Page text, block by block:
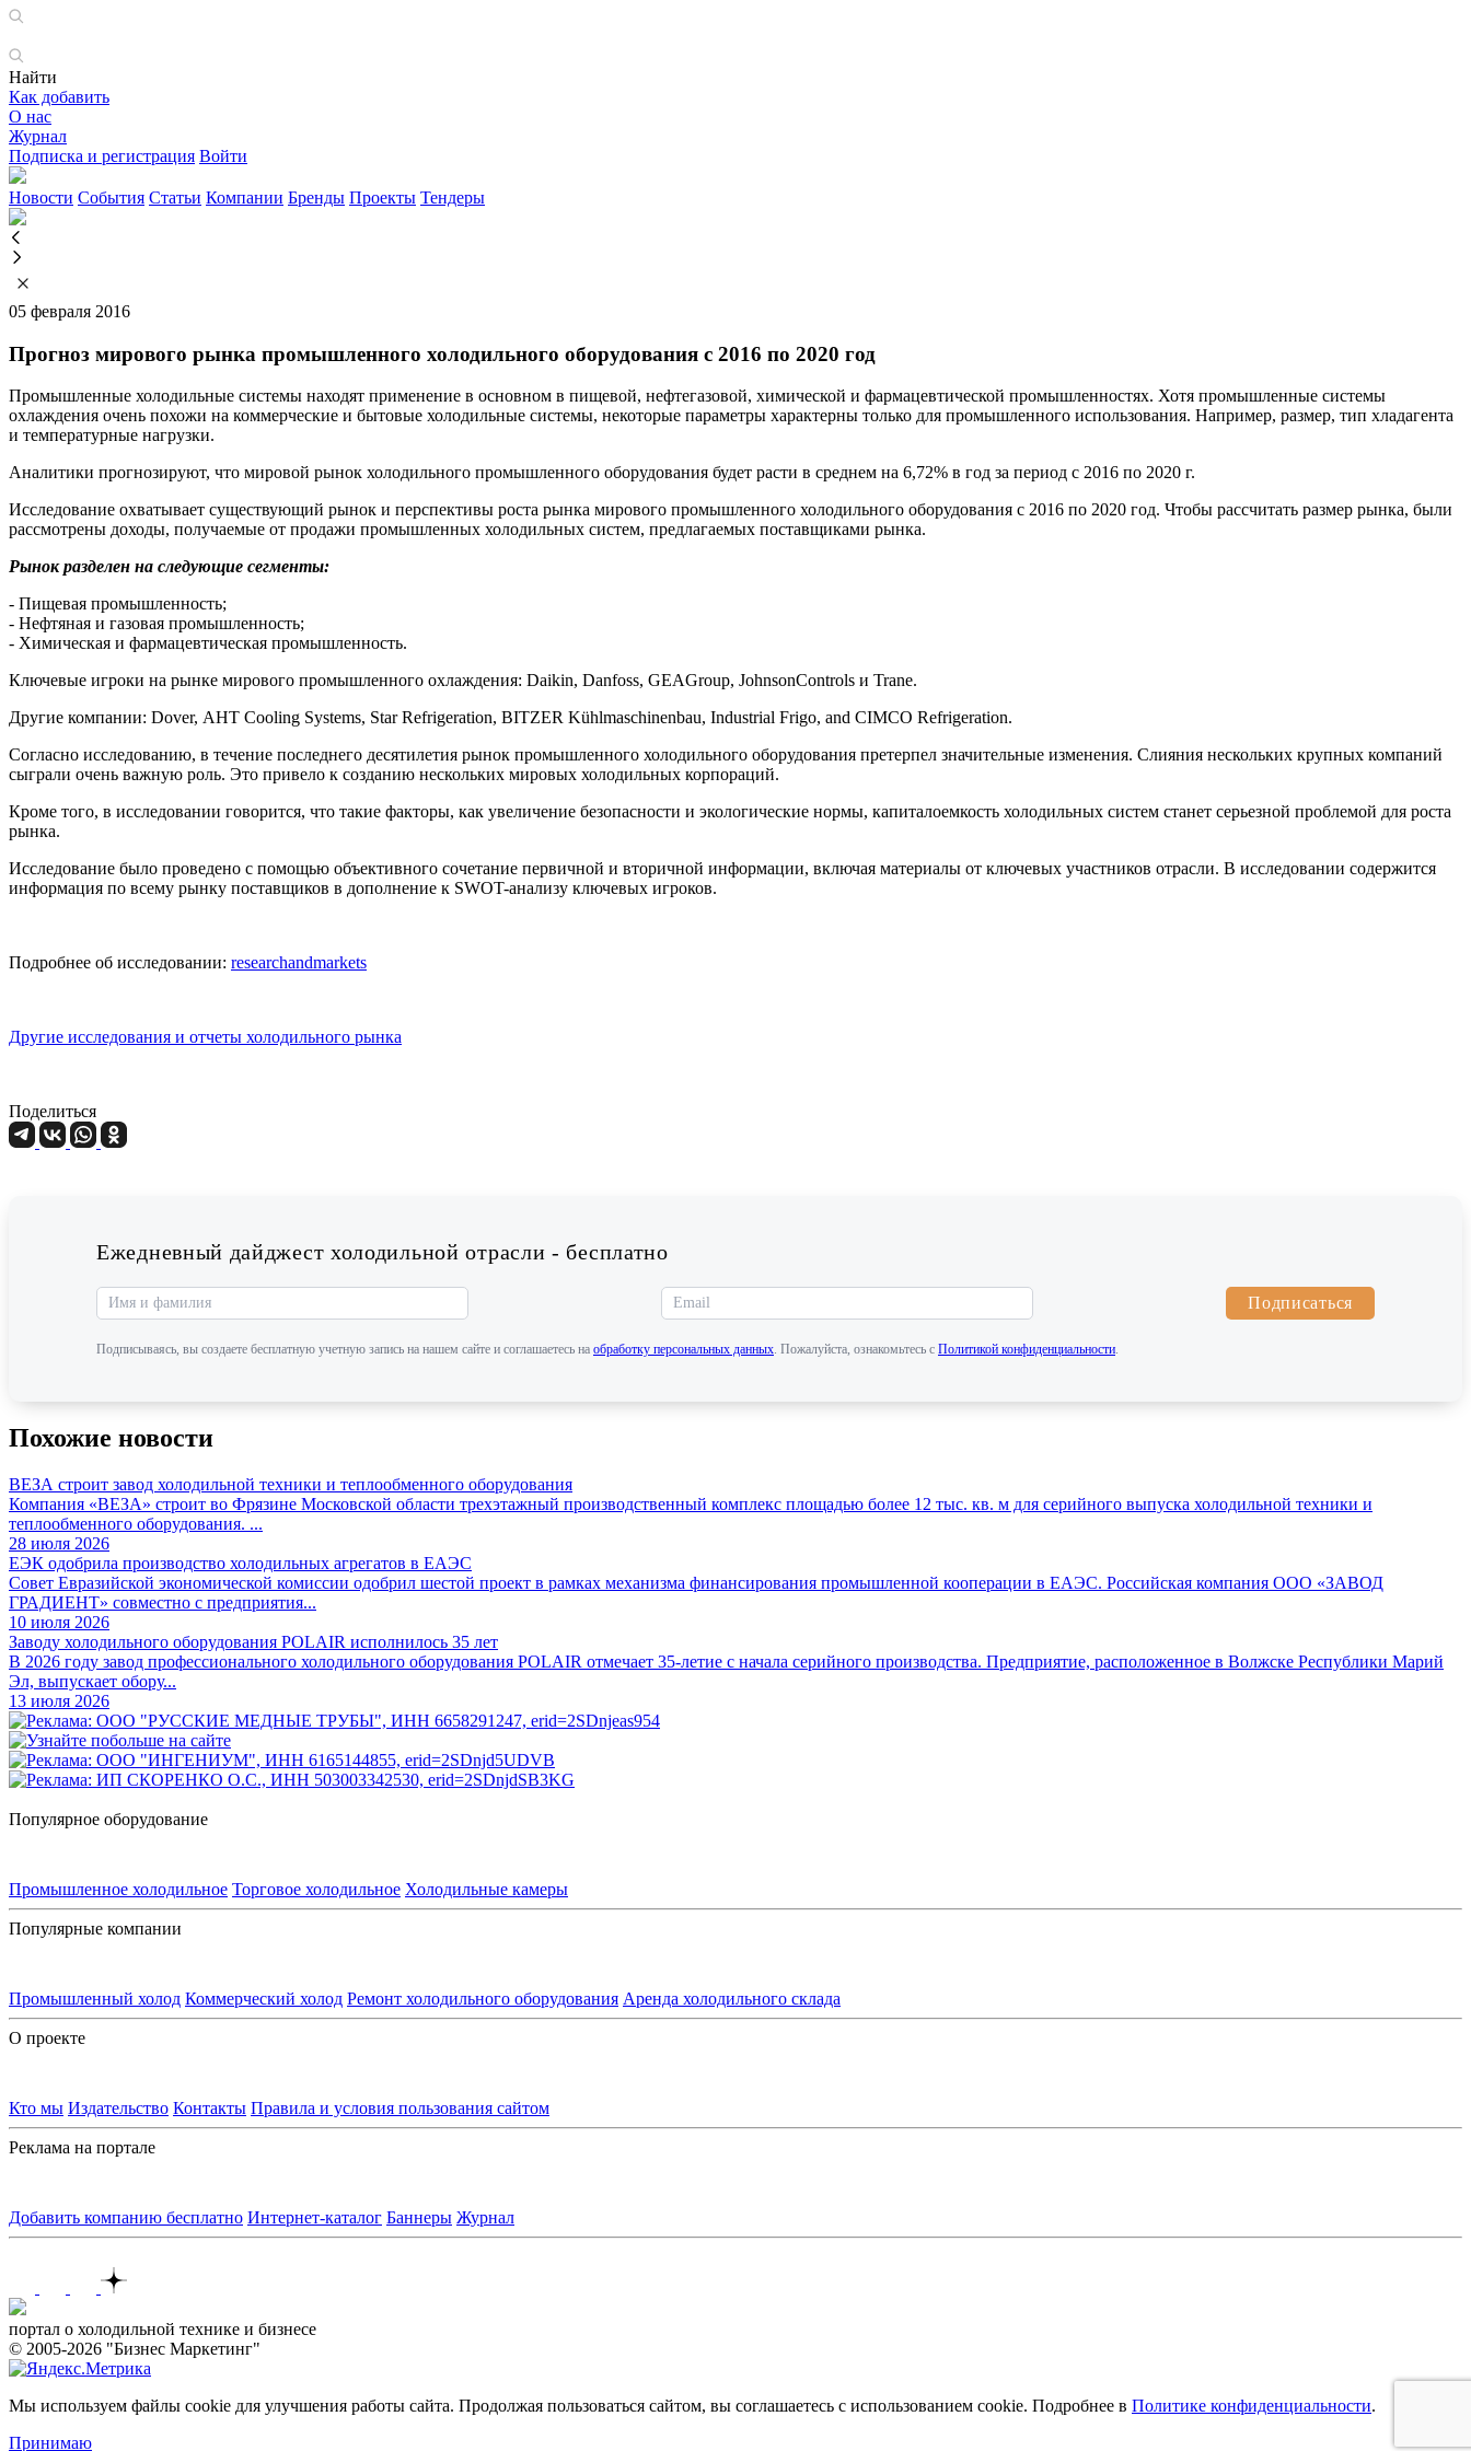
Найти
Как добавить
О нас
Журнал
Подписка и регистрация Войти
Новости События Статьи Компании Бренды Проекты Тендеры
05 февраля 2016
Прогноз мирового рынка промышленного холодильного оборудования с 2016 по 2020 год
Промышленные холодильные системы находят применение в основном в пищевой, нефтегазовой, химической и фармацевтической промышленностях. Хотя промышленные системы
охлаждения очень похожи на коммерческие и бытовые холодильные системы, некоторые параметры характерны только для промышленного использования. Например, размер, тип хладагента
и температурные нагрузки.
Аналитики прогнозируют, что мировой рынок холодильного промышленного оборудования будет расти в среднем на 6,72% в год за период с 2016 по 2020 г.
Исследование охватывает существующий рынок и перспективы роста рынка мирового промышленного холодильного оборудования с 2016 по 2020 год. Чтобы рассчитать размер рынка, были
рассмотрены доходы, получаемые от продажи промышленных холодильных систем, предлагаемых поставщиками рынка.
Рынок разделен на следующие сегменты:
- Пищевая промышленность;
- Нефтяная и газовая промышленность;
- Химическая и фармацевтическая промышленность.
Ключевые игроки на рынке мирового промышленного охлаждения: Daikin, Danfoss, GEAGroup, JohnsonControls и Trane.
Другие компании: Dover, AHT Cooling Systems, Star Refrigeration, BITZER Kühlmaschinenbau, Industrial Frigo, and CIMCO Refrigeration.
Согласно исследованию, в течение последнего десятилетия рынок промышленного холодильного оборудования претерпел значительные изменения. Слияния нескольких крупных компаний
сыграли очень важную роль. Это привело к созданию нескольких мировых холодильных корпораций.
Кроме того, в исследовании говорится, что такие факторы, как увеличение безопасности и экологические нормы, капиталоемкость холодильных систем станет серьезной проблемой для роста
рынка.
Исследование было проведено с помощью объективного сочетание первичной и вторичной информации, включая материалы от ключевых участников отрасли. В исследовании содержится
информация по всему рынку поставщиков в дополнение к SWOT-анализу ключевых игроков.
Подробнее об исследовании: researchandmarkets
Другие исследования и отчеты холодильного рынка
Поделиться
Ежедневный дайджест холодильной отрасли - бесплатно
Подписаться
Подписываясь, вы создаете бесплатную учетную запись на нашем сайте и соглашаетесь на обработку персональных данных. Пожалуйста, ознакомьтесь с Политикой конфиденциальности.
Похожие новости
ВЕЗА строит завод холодильной техники и теплообменного оборудования
Компания «ВЕЗА» строит во Фрязине Московской области трехэтажный производственный комплекс площадью более 12 тыс. кв. м для серийного выпуска холодильной техники и
теплообменного оборудования. ...
28 июля 2026
ЕЭК одобрила производство холодильных агрегатов в ЕАЭС
Совет Евразийской экономической комиссии одобрил шестой проект в рамках механизма финансирования промышленной кооперации в ЕАЭС. Российская компания ООО «ЗАВОД
ГРАДИЕНТ» совместно с предприятия...
10 июля 2026
Заводу холодильного оборудования POLAIR исполнилось 35 лет
В 2026 году завод профессионального холодильного оборудования POLAIR отмечает 35-летие с начала серийного производства. Предприятие, расположенное в Волжске Республики Марий
Эл, выпускает обору...
13 июля 2026
Популярное оборудование
Промышленное холодильное Торговое холодильное Холодильные камеры
Популярные компании
Промышленный холод Коммерческий холод Ремонт холодильного оборудования Аренда холодильного склада
О проекте
Кто мы Издательство Контакты Правила и условия пользования сайтом
Реклама на портале
Добавить компанию бесплатно Интернет-каталог Баннеры Журнал
портал о холодильной технике и бизнесе
© 2005-2026 "Бизнес Маркетинг"
Мы используем файлы cookie для улучшения работы сайта. Продолжая пользоваться сайтом, вы соглашаетесь с использованием cookie. Подробнее в Политике конфиденциальности.
Принимаю